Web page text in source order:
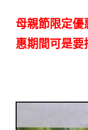
母親節限定
惠期間可是要